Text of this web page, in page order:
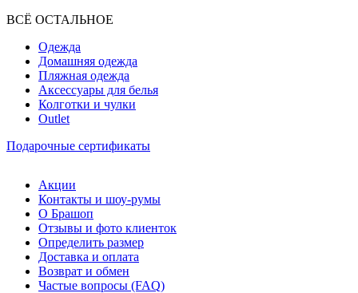
ВCЁ ОСТАЛЬНОЕ
Одежда
Домашняя одежда
Пляжная одежда
Аксессуары для белья
Колготки и чулки
Outlet
Подарочные сертификаты
Акции
Контакты и шоу-румы
О Брашоп
Отзывы и фото клиенток
Определить размер
Доставка и оплата
Возврат и обмен
Частые вопросы (FAQ)